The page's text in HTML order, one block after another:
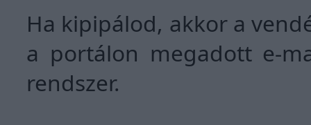
Ha kipipálod, akkor a
a portálon megadott e-
rendszer.